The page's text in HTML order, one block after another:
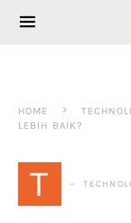
SEARCH FOR:
HOME
LEBIH BAIK?
T